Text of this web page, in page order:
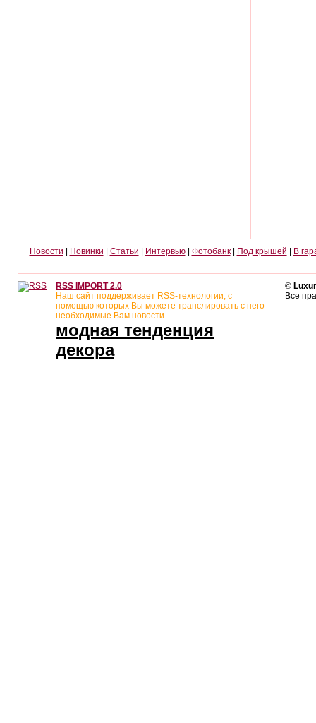
Новости Новинки Статьи Интервью| Фотобанк| Под крышей В
RSS IMPORT 2.0
Наш сайт поддерживает RSS-технологии, с
помощью которых Вы можете транслировать с него
необходимые Вам новости.
модная тенденция
декора
©
Все